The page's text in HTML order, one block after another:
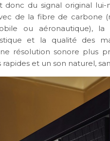
donc du signal original
de la fibre de carbone
ou aéronautique),
et la qualité des
résolution sonore plus
rapides et un son naturel,